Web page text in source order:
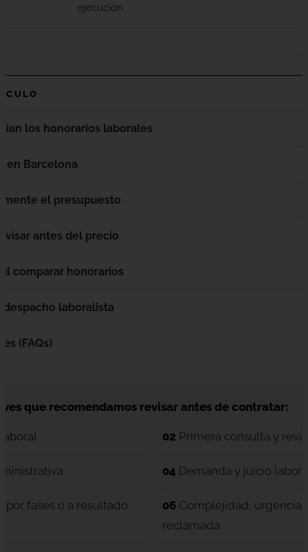
ejecución.
los honorarios laborales
en Barcelona
el presupuesto
antes del precio
comparar honorarios
laboralista
(FAQs)
que recomendamos revisar antes de contratar:
02 Primera consulta y
04 Demanda y juicio
por fases o a resultado 06 Complejidad, urgencia
reclamada